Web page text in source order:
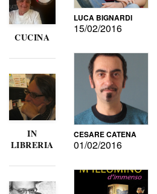
CUCINA
IN
LIBRERIA
LUCA BIGNARDI
15/02/2016
CESARE CATENA
01/02/2016